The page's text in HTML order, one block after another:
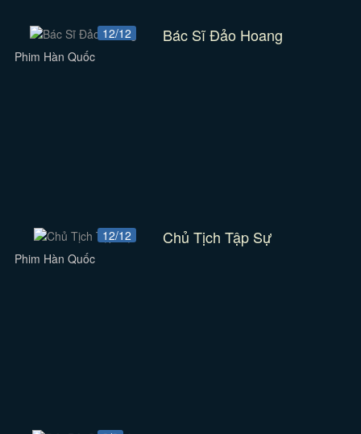
12/12 Bác Sĩ Đảo Hoang
Phim Hàn Quốc
12/12 Chủ Tịch Tập Sự
Phim Hàn Quốc